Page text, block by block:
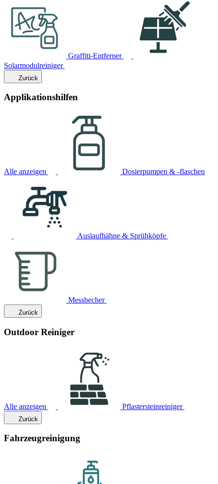
Graffiti-Entferner
Solarmodulreiniger
Zurück
Applikationshilfen
Alle anzeigen Dosierpumpen & -flaschen
Auslaufhähne & Sprühköpfe
Messbecher
Zurück
Outdoor Reiniger
Alle anzeigen Pflastersteinreiniger
Zurück
Fahrzeugreinigung